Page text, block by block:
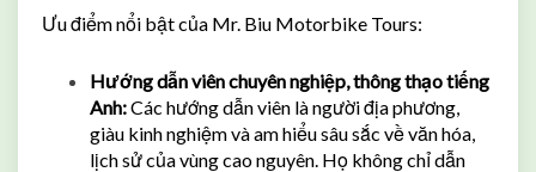
Ưu điểm nổi bật của Mr. Biu Motorbike Tours:
Hướng dẫn viên chuyên nghiệp, thông thạo tiếng
Anh:Các hướng dẫn viên là người địa phương,
giàu kinh nghiệm và am hiểu sâu sắc về văn hóa,
lịch sử của vùng cao nguyên. Họ không chỉ dẫn